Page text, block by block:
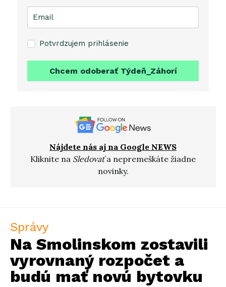
Potvrdzujem prihlásenie
Chcem odoberať Týdeň_Záhorí
Nájdete nás aj na Google NEWS
Kliknite na Sledovaťa nepremeškáte žiadne
novinky.
Správy
Na Smolinskom zostavili
vyrovnaný rozpočet a
budú mať novú bytovku